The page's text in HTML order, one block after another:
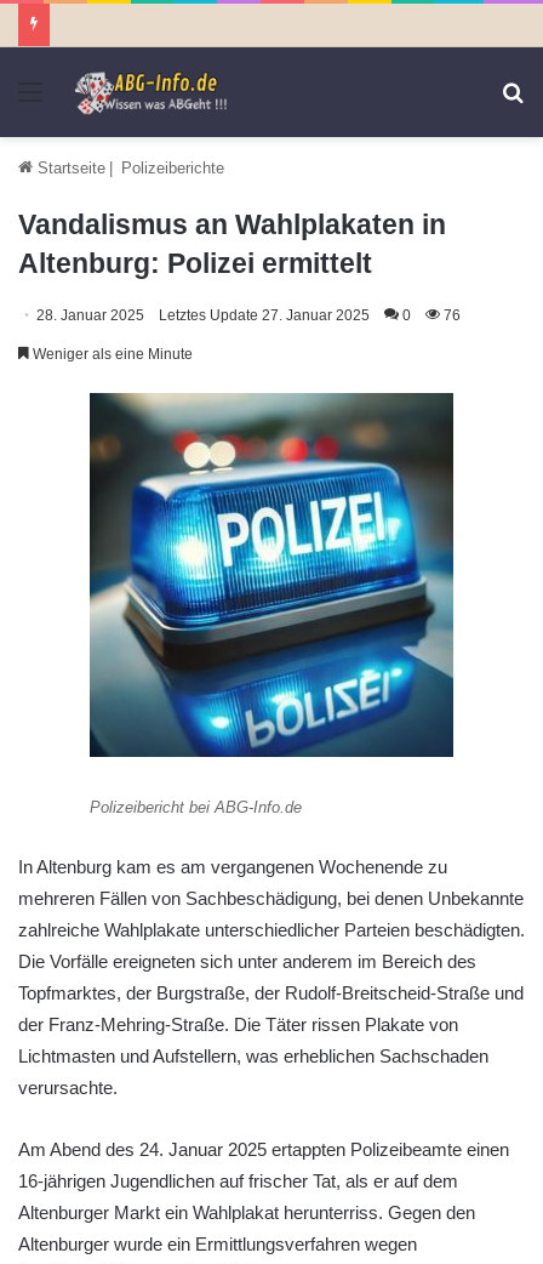
Menü
Startseite | Polizeiberichte
Vandalismus an Wahlplakaten in
Altenburg: Polizei ermittelt
28. Januar 2025 Letztes Update 27. Januar 2025 0 76
Weniger als eine Minute
Polizeibericht bei ABG-Info.de
In Altenburg kam es am vergangenen Wochenende zu
mehreren Fällen von Sachbeschädigung, bei denen Unbekannte
zahlreiche Wahlplakate unterschiedlicher Parteien beschädigten.
Die Vorfälle ereigneten sich unter anderem im Bereich des
Topfmarktes, der Burgstraße, der Rudolf-Breitscheid-Straße und
der Franz-Mehring-Straße. Die Täter rissen Plakate von
Lichtmasten und Aufstellern, was erheblichen Sachschaden
verursachte.
Am Abend des 24. Januar 2025 ertappten Polizeibeamte einen
16-jährigen Jugendlichen auf frischer Tat, als er auf dem
Altenburger Markt ein Wahlplakat herunterriss. Gegen den
Altenburger wurde ein Ermittlungsverfahren wegen